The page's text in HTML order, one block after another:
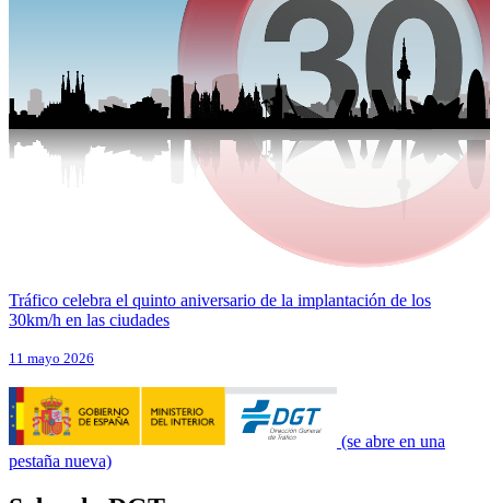
Tráfico celebra el quinto aniversario de la implantación de los
30km/h en las ciudades
11 mayo 2026
(se abre en una
pestaña nueva)